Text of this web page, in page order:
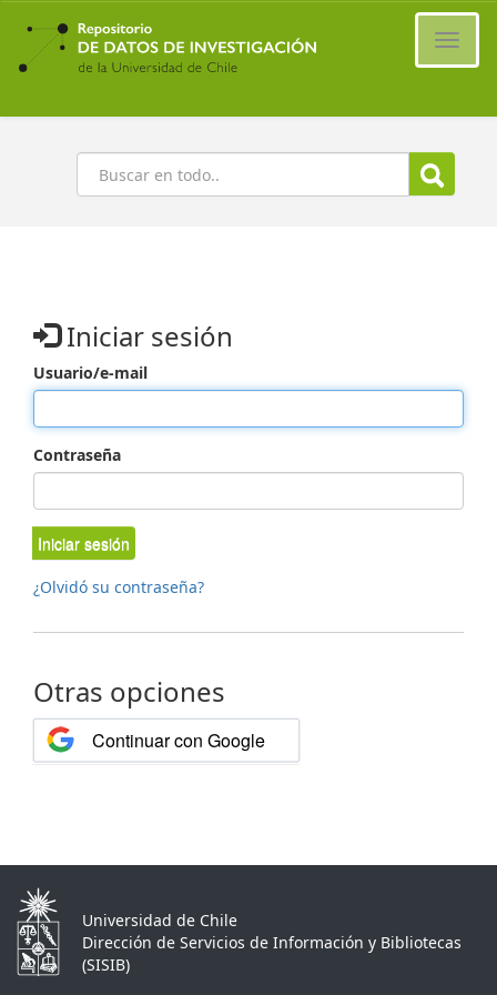
Ir
contenido
principal
Buscar
Iniciar sesión
Usuario/e-mail
Contraseña
Iniciar sesión
¿Olvidó su contraseña?
Otras opciones
Continuar con Google
Universidad de Chile
Dirección de Servicios de Información y Bibliotecas
(SISIB)